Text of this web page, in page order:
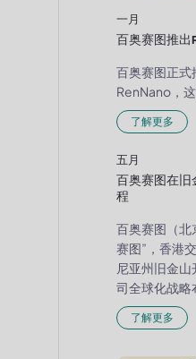
一月
百奥赛图推出
百奥赛图正式
RenNano，
了解更多
五月
百奥赛图在
程
百奥赛图（北
赛图”，香港
尼亚州旧金
司全球化战略
了解更多